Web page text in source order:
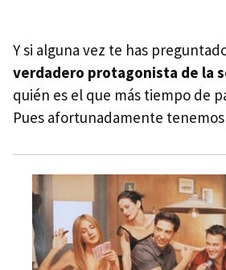
Y si alguna vez te has
verdadero protagonista de la
quién es el que más tiempo de
Pues afortunadamente